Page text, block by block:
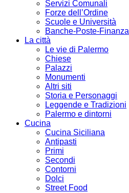
Servizi Comunali
Forze dell’Ordine
Scuole e Università
Banche-Poste-Finanza
La città
Le vie di Palermo
Chiese
Palazzi
Monumenti
Altri siti
Storia e Personaggi
Leggende e Tradizioni
Palermo e dintorni
Cucina
Cucina Siciliana
Antipasti
Primi
Secondi
Contorni
Dolci
Street Food